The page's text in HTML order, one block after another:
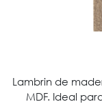
Lambrin de
MDF. Ideal